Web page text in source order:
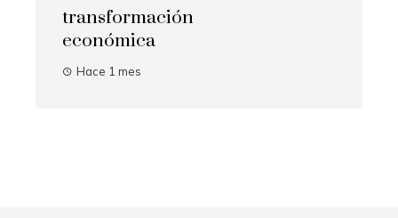
transformación
económica
Hace 1 mes